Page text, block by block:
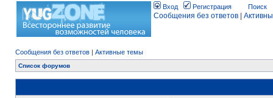
Вход Регистрация Поиск
Сообщения без ответов
Сообщения без ответов | Активные темы
Список форумов